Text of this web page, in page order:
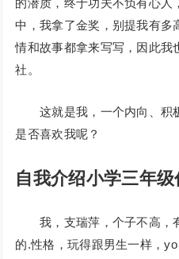
的潜质，终于功夫不负有心人
中，我拿了金奖，别提我有多
情和故事都拿来写写，因此我
社。
这就是我，一个内向、积
是否喜欢我呢？
自我介绍小学三年
我，支瑞萍，个子不高，
的.性格，玩得跟男生一样，